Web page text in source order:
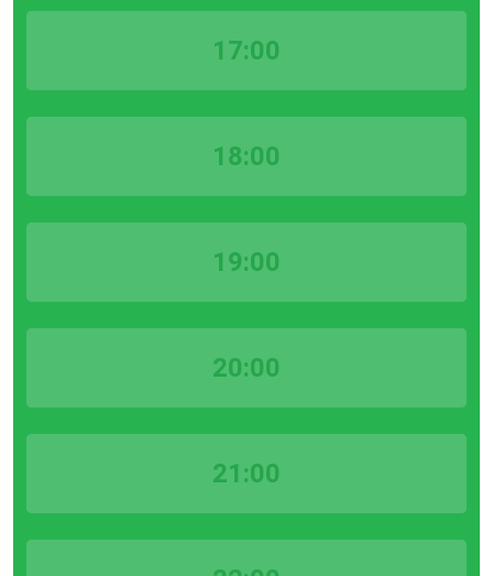
17:00
18:00
19:00
20:00
21:00